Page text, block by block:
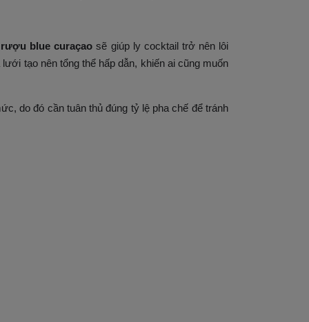
blue curaçao sẽ giúp ly cocktail trở nên lôi
tạo nên tổng thể hấp dẫn, khiến ai cũng muốn
do đó cần tuân thủ đúng tỷ lệ pha chế để tránh